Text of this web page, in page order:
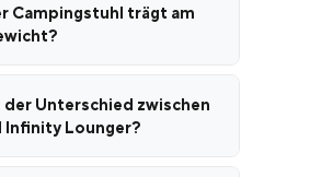
Campingstuhl trägt am
der Unterschied zwischen
Infinity Lounger?